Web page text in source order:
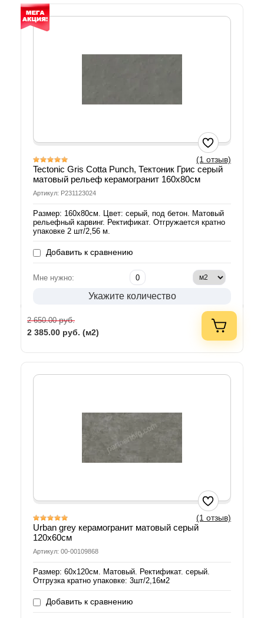
(1 отзыв)
Tectonic Gris Cotta Punch, Тектоник Грис серый
матовый рельеф керамогранит 160х80см
Артикул: P231123024
Размер: 160х80см. Цвет: серый, под бетон. Матовый
рельефный карвинг. Ректификат. Отгружается кратно
упаковке 2 шт/2,56 м.
Добавить к сравнению
Мне нужно:
Укажите количество
2 650.00руб.
2 385.00 руб. (м2)
(1 отзыв)
Urban grey керамогранит матовый серый
120х60см
Артикул: 00-00109868
Размер: 60х120см. Матовый. Ректификат. серый.
Отгрузка кратно упаковке: 3шт/2,16м2
Добавить к сравнению